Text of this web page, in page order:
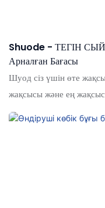
Shuode - ТЕГІН
Арналған Бағасы
Шуод сіз үшін өте
жақсысы және ең
Spray Spray Shrice
сізге өте ыңғайлы және